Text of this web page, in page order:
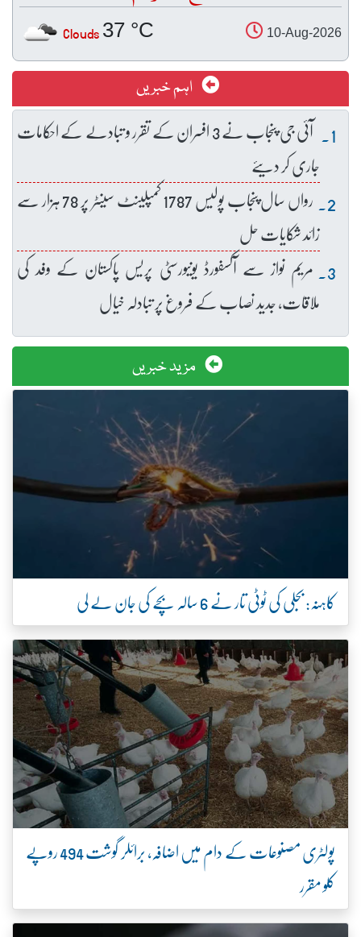
10-Aug-2026
37 °C
Clouds
اہم خبریں
آئی جی پنجاب نے 3 افسران کے تقرر و تبادلے کے احکامات
جاری کر دیئے
رواں سال پنجاب پولیس 1787 کمپلینٹ سینٹر پر 78 ہزار سے
زائد شکایات حل
مریم نواز سے آکسفورڈ یونیورسٹی پریس پاکستان کے وفد کی
ملاقات، جدید نصاب کے فروغ پر تبادلہ خیال
مزید خبریں
کاہنہ: بجلی کی ٹوٹی تار نے 6 سالہ بچے کی جان لے لی
پولٹری مصنوعات کے دام میں اضافہ، برائلر گوشت 494 روپے
کلو مقرر